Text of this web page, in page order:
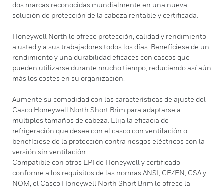
dos marcas reconocidas mundialmente en una nueva
solución de protección de la cabeza rentable y certificada.
Honeywell North le ofrece protección, calidad y rendimiento
a usted y a sus trabajadores todos los días. Benefíciese de un
rendimiento y una durabilidad eficaces con cascos que
pueden utilizarse durante mucho tiempo, reduciendo así aún
más los costes en su organización.
Aumente su comodidad con las características de ajuste del
Casco Honeywell North Short Brim para adaptarse a
múltiples tamaños de cabeza. Elija la eficacia de
refrigeración que desee con el casco con ventilación o
benefíciese de la protección contra riesgos eléctricos con la
versión sin ventilación.
Compatible con otros EPI de Honeywell y certificado
conforme a los requisitos de las normas ANSI, CE/EN, CSA y
NOM, el Casco Honeywell North Short Brim le ofrece la